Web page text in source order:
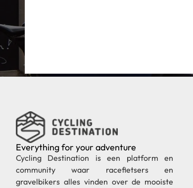
Everything for your adventure
Cycling Destination is een platform en
community waar racefietsers en
gravelbikers alles vinden over de mooiste